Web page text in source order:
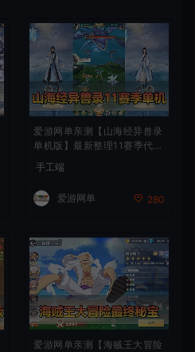
爱游网单亲测【山海经异兽录
单机版】最新整理11赛季代金
模拟器手游 解压一键端 视频
安装教学+手工端文本教学
手工端
爱游网单 280
爱游网单亲测【海贼王大冒险